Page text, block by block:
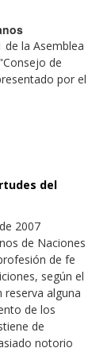
de la Asemblea
de
por el
del
2007
de Naciones
de fe
según el
alguna
de los
de
notorio